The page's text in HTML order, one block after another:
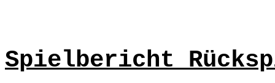
Spielbericht